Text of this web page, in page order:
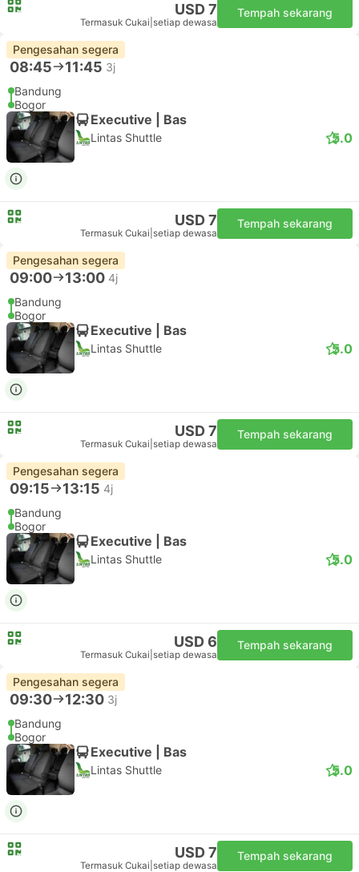
USD 7
Termasuk Cukai setiap dewasa
Tempah sekarang
Pengesahan segera
08:45 11:45 3j
Bandung
Bogor
Executive | Bas
Lintas Shuttle 5.0
USD 7
Termasuk Cukai setiap dewasa
Tempah sekarang
Pengesahan segera
09:00 13:00 4j
Bandung
Bogor
Executive | Bas
Lintas Shuttle 5.0
USD 7
Termasuk Cukai setiap dewasa
Tempah sekarang
Pengesahan segera
09:15 13:15 4j
Bandung
Bogor
Executive | Bas
Lintas Shuttle 5.0
USD 6
Termasuk Cukai setiap dewasa
Tempah sekarang
Pengesahan segera
09:30 12:30 3j
Bandung
Bogor
Executive | Bas
Lintas Shuttle 5.0
USD 7
Termasuk Cukai setiap dewasa
Tempah sekarang